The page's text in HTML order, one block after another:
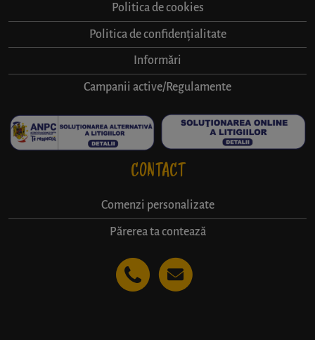
Politica de cookies
Politica de confidențialitate
Informări
Campanii active/Regulamente
CONTACT
Comenzi personalizate
Părerea ta contează